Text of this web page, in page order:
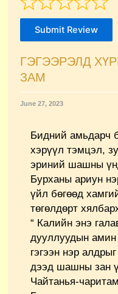
Submit Review
ГЭГЭЭРЭЛД
ЗАМ
June 27, 2023
Бидний амьдарч
хэрүүл тэмцэл,
эриний шашны
Бурханы ариун
үйл бөгөөд
төгөлдөрт
“ Калийн энэ
дууллуудын амин
гэгээн нэр
дээд шашны зан
Чайтанья-